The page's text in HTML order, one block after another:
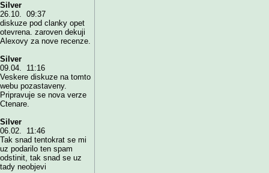
Silver
26.10. 09:37
diskuze pod clanky opet
otevrena. zaroven dekuji
Alexovy za nove recenze.
Silver
09.04. 11:16
Veskere diskuze na tomto
webu pozastaveny.
Pripravuje se nova verze
Ctenare.
Silver
06.02. 11:46
Tak snad tentokrat se mi
uz podarilo ten spam
odstinit, tak snad se uz
tady neobjevi